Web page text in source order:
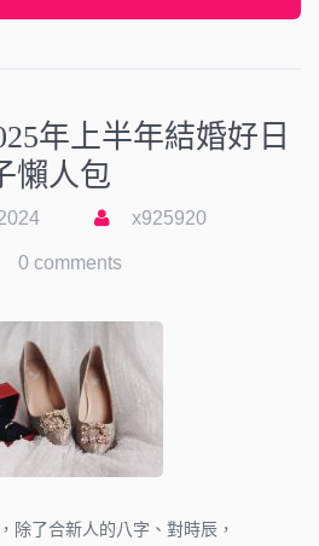
年上半年結婚好日
懶人包
x925920
0 comments
除了合新人的八字、對時辰，